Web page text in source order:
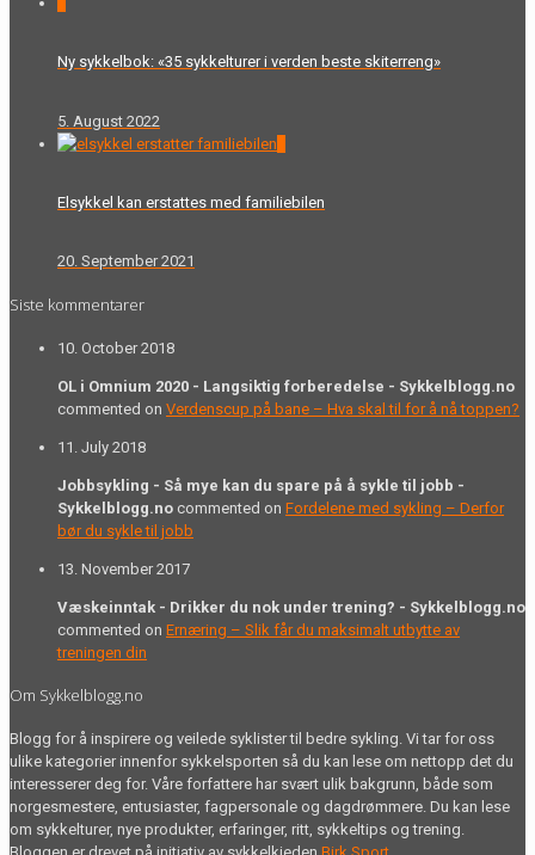
Ny sykkelbok: «35 sykkelturer i verden beste skiterreng»
5. August 2022
Elsykkel kan erstattes med familiebilen
20. September 2021
Siste kommentarer
10. October 2018
OL i Omnium 2020 - Langsiktig forberedelse - Sykkelblogg.no
commented on Verdenscup på bane – Hva skal til for å nå toppen?
11. July 2018
Jobbsykling - Så mye kan du spare på å sykle til jobb -
Sykkelblogg.no commented on Fordelene med sykling – Derfor
bør du sykle til jobb
13. November 2017
Væskeinntak - Drikker du nok under trening? - Sykkelblogg.no
commented on Ernæring – Slik får du maksimalt utbytte av
treningen din
Om Sykkelblogg.no
Blogg for å inspirere og veilede syklister til bedre sykling. Vi tar for oss
ulike kategorier innenfor sykkelsporten så du kan lese om nettopp det du
interesserer deg for. Våre forfattere har svært ulik bakgrunn, både som
norgesmestere, entusiaster, fagpersonale og dagdrømmere. Du kan lese
om sykkelturer, nye produkter, erfaringer, ritt, sykkeltips og trening.